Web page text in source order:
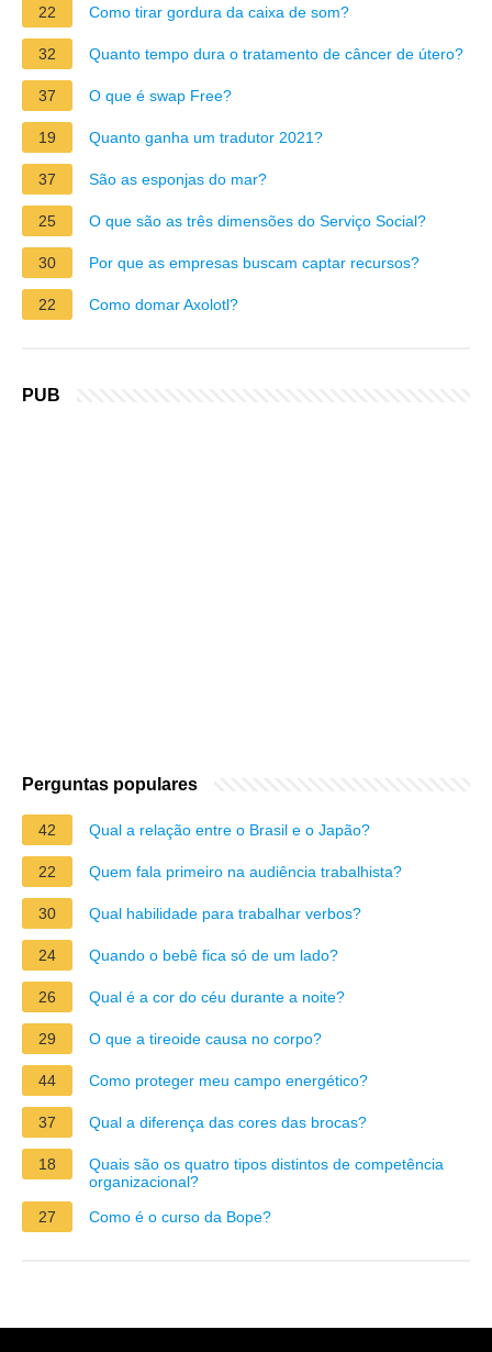
22 Como tirar gordura da caixa de som?
32 Quanto tempo dura o tratamento de câncer de útero?
37 O que é swap Free?
19 Quanto ganha um tradutor 2021?
37 São as esponjas do mar?
25 O que são as três dimensões do Serviço Social?
30 Por que as empresas buscam captar recursos?
22 Como domar Axolotl?
PUB
Perguntas populares
42 Qual a relação entre o Brasil e o Japão?
22 Quem fala primeiro na audiência trabalhista?
30 Qual habilidade para trabalhar verbos?
24 Quando o bebê fica só de um lado?
26 Qual é a cor do céu durante a noite?
29 O que a tireoide causa no corpo?
44 Como proteger meu campo energético?
37 Qual a diferença das cores das brocas?
18
Quais são os quatro tipos distintos de competência
organizacional?
27
Como é o curso da Bope?